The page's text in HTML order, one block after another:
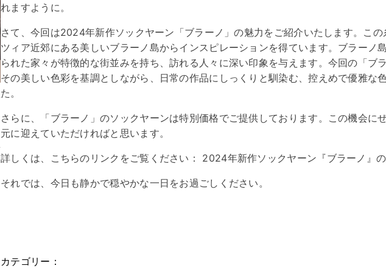
れますように。
さて、今回は2024年新作ソックヤーン「ブラーノ」の魅力をご紹介いたします。こ
ツィア近郊にある美しいブラーノ島からインスピレーションを得ています。ブラーノ
られた家々が特徴的な街並みを持ち、訪れる人々に深い印象を与えます。今回の「ブ
その美しい色彩を基調としながら、日常の作品にしっくりと馴染む、控えめで優雅な
た。
さらに、「ブラーノ」のソックヤーンは特別価格でご提供しております。この機会に
元に迎えていただければと思います。
詳しくは、こちらのリンクをご覧ください： 2024年新作ソックヤーン『ブラーノ』
それでは、今日も静かで穏やかな一日をお過ごしください。
カテゴリー：